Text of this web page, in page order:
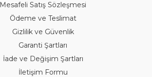
Mesafeli Satış Sözleşmesi
Ödeme ve Teslimat
Gizlilik ve Güvenlik
Garanti Şartları
İade ve Değişim Şartları
İletişim Formu